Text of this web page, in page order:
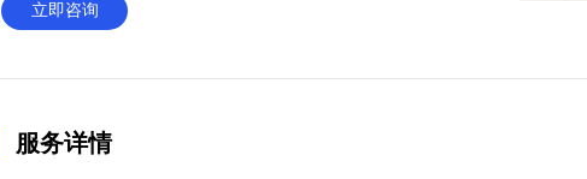
立即咨询
服务详情